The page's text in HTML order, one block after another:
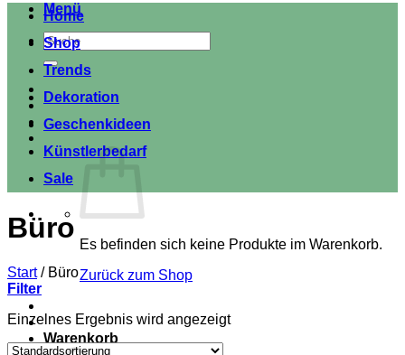
Menü
Suche
nach:
Es befinden sich keine Produkte im Warenkorb.
Zurück zum Shop
Warenkorb
Home
Shop
Trends
Dekoration
Geschenkideen
Künstlerbedarf
Sale
Büro
Start /Büro
Filter
Einzelnes Ergebnis wird angezeigt